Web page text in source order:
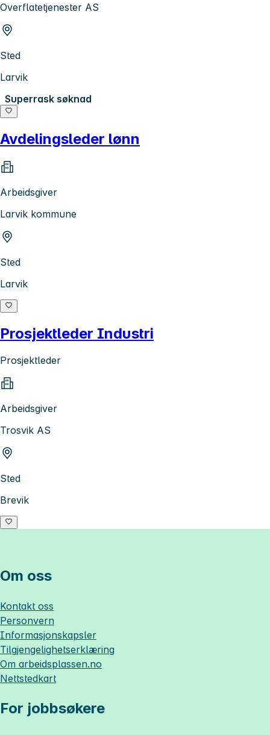
Overflatetjenester AS
Sted
Larvik
Superrask søknad
Avdelingsleder lønn
Arbeidsgiver
Larvik kommune
Sted
Larvik
Prosjektleder Industri
Prosjektleder
Arbeidsgiver
Trosvik AS
Sted
Brevik
Om oss
Kontakt oss
Personvern
Informasjonskapsler
Tilgjengelighetserklæring
Om arbeidsplassen.no
Nettstedkart
For jobbsøkere